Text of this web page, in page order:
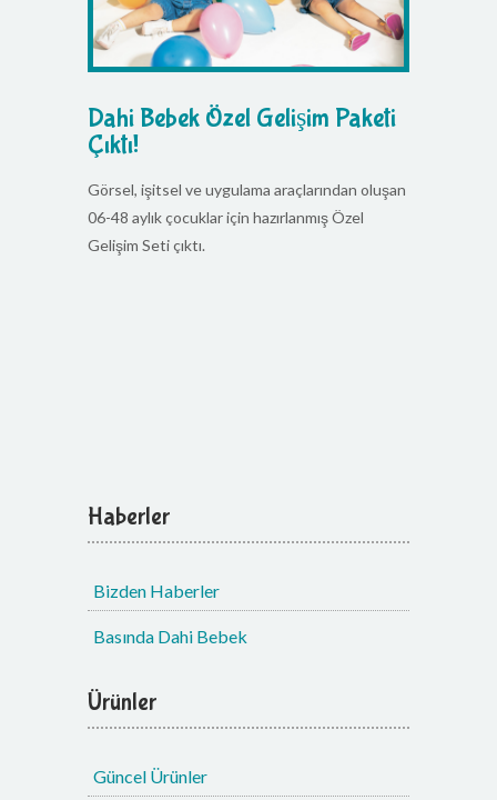
Dahi Bebek Özel Gelişim Paketi
Çıktı!
Görsel, işitsel ve uygulama araçlarından oluşan
06-48 aylık çocuklar için hazırlanmış Özel
Gelişim Seti çıktı.
Haberler
Bizden Haberler
Basında Dahi Bebek
Ürünler
Güncel Ürünler